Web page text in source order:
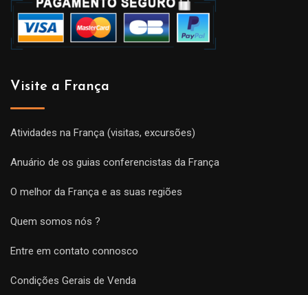
Visite a França
Atividades na França (visitas, excursões)
Anuário de os guias conferencistas da França
O melhor da França e as suas regiões
Quem somos nós ?
Entre em contato connosco
Condições Gerais de Venda